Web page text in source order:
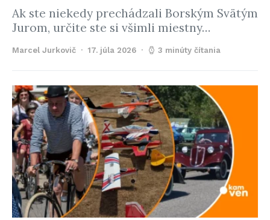
Ak ste niekedy prechádzali Borským Svätým
Jurom, určite ste si všimli miestny…
Marcel Jurkovič 17. júla 2026 3 minúty čítania